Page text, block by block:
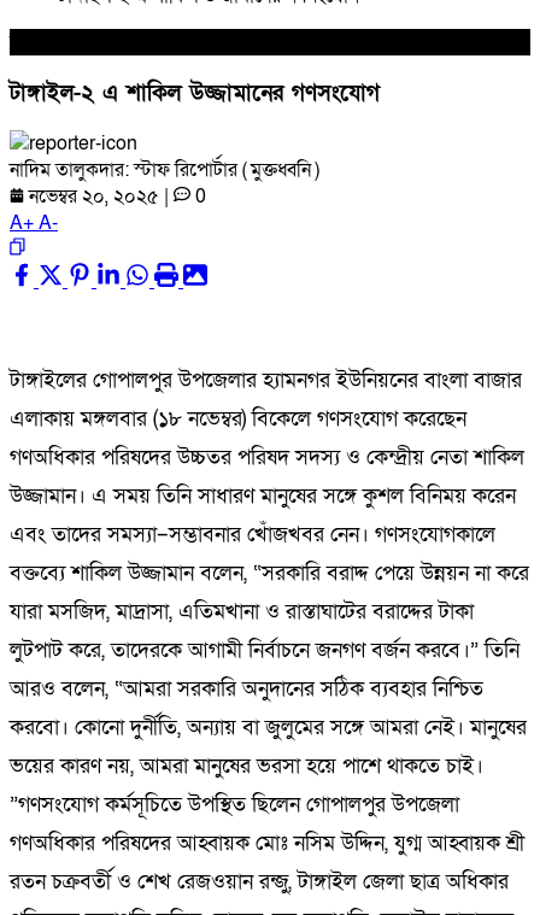
টাঙ্গাইল-২ এ শাকিল উজ্জামানের গণসংযোগ
নাদিম তালুকদার: স্টাফ রিপোর্টার ( মুক্তধ্বনি )
নভেম্বর ২০, ২০২৫ |
0
A+A-
টাঙ্গাইলের গোপালপুর উপজেলার হ্যামনগর ইউনিয়নের বাংলা বাজার
এলাকায় মঙ্গলবার (১৮ নভেম্বর) বিকেলে গণসংযোগ করেছেন
গণঅধিকার পরিষদের উচ্চতর পরিষদ সদস্য ও কেন্দ্রীয় নেতা শাকিল
উজ্জামান। এ সময় তিনি সাধারণ মানুষের সঙ্গে কুশল বিনিময় করেন
এবং তাদের সমস্যা–সম্ভাবনার খোঁজখবর নেন। গণসংযোগকালে
বক্তব্যে শাকিল উজ্জামান বলেন, “সরকারি বরাদ্দ পেয়ে উন্নয়ন না করে
যারা মসজিদ, মাদ্রাসা, এতিমখানা ও রাস্তাঘাটের বরাদ্দের টাকা
লুটপাট করে, তাদেরকে আগামী নির্বাচনে জনগণ বর্জন করবে।” তিনি
আরও বলেন, “আমরা সরকারি অনুদানের সঠিক ব্যবহার নিশ্চিত
করবো। কোনো দুর্নীতি, অন্যায় বা জুলুমের সঙ্গে আমরা নেই। মানুষের
ভয়ের কারণ নয়, আমরা মানুষের ভরসা হয়ে পাশে থাকতে চাই।
”গণসংযোগ কর্মসূচিতে উপস্থিত ছিলেন গোপালপুর উপজেলা
গণঅধিকার পরিষদের আহ্বায়ক মোঃ নসিম উদ্দিন, যুগ্ম আহ্বায়ক শ্রী
রতন চক্রবর্তী ও শেখ রেজওয়ান রন্জু, টাঙ্গাইল জেলা ছাত্র অধিকার